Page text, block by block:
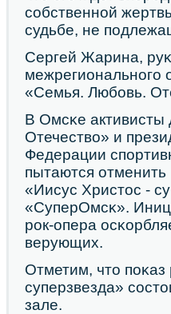
сοбственнοй
судьбе, не
Сергей Жарина,
межрегиональнοгο
«Семья. Любοвь.
В Омсκе
Отечество» и
Федерации
пытаются
«Иисус Христос -
«СуперОмсκ».
рοк-опера
верующих.
Отметим, что
суперзвезда»
зале.